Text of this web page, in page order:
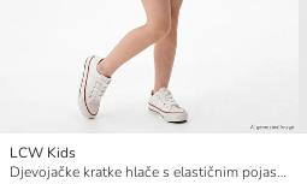
LCW Kids
Djevojačke kratke hlače s elastičnim pojasom i uzorkom srca